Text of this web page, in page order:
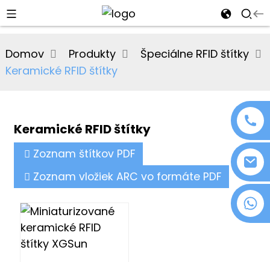
Domov Produkty
Špeciálne RFID štítky
Keramické RFID štítky
Keramické RFID štítky
Zoznam štítkov PDF
Zoznam vložiek ARC vo formáte PDF